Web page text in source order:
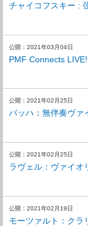
チャイコフスキー :
公開：2021年03月04日
PMF Connects
公開：2021年02月25日
バッハ：無伴奏ヴァ
公開：2021年02月25日
ラヴェル：ヴァイオ
公開：2021年02月19日
モーツァルト：クラ